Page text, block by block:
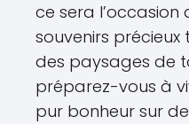
ce sera l’occasion
souvenirs
des paysages de
préparez-vous à
pur bonheur sur